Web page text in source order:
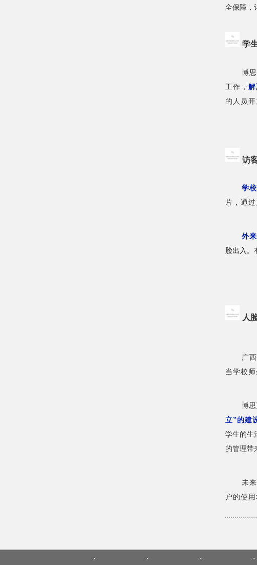
全保障，
学
博
工作，
的人员
访
学
片，通
外
脸出入。
人
广
当学校
博
立”的建
学生的生
的管理带
未
户的使
· · · ·